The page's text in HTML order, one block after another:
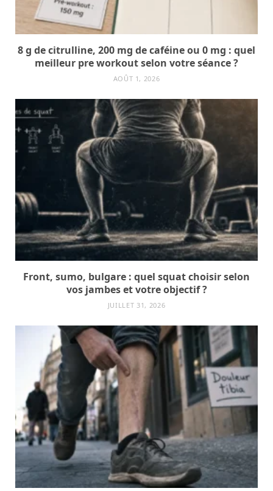
8 g de citrulline, 200 mg de caféine ou 0 mg : quel
meilleur pre workout selon votre séance ?
AOÛT 1, 2026
Front, sumo, bulgare : quel squat choisir selon
vos jambes et votre objectif ?
JUILLET 31, 2026